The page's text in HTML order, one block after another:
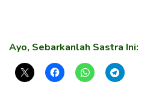
Ayo, Sebarkanlah Sastra Ini: